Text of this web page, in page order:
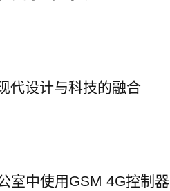
代设计与科技的融合
室中使用GSM 4G控制器